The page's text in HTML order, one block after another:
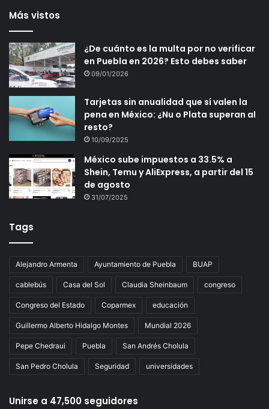
Más vistos
¿De cuánto es la multa por no verificar
en Puebla en 2026? Esto debes saber
09/01/2026
Tarjetas sin anualidad que sí valen la
pena en México: ¿Nu o Plata superan al
resto?
10/09/2025
México sube impuestos a 33.5% a
Shein, Temu y AliExpress, a partir del 15
de agosto
31/07/2025
Tags
Alejandro Armenta Ayuntamiento de Puebla BUAP
cablebús Casa del Sol Claudia Sheinbaum congreso
Congreso del Estado Coparmex educación
Guillermo Alberto Hidalgo Montes Mundial 2026
Pepe Chedraui Puebla San Andrés Cholula
San Pedro Cholula Seguridad universidades
Unirse a 47,500 seguidores